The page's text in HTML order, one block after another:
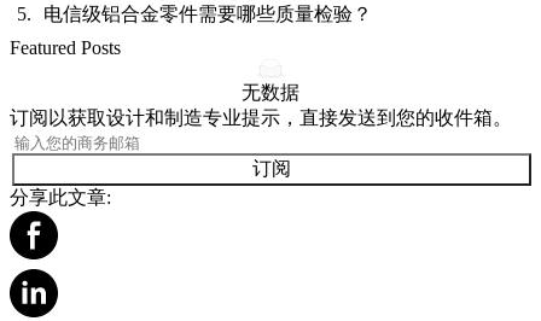
电信级铝合金零件需要哪些质量检验？
Featured Posts
无数据
订阅以获取设计和制造专业提示，直接发送到您的收件箱。
订阅
分享此文章: